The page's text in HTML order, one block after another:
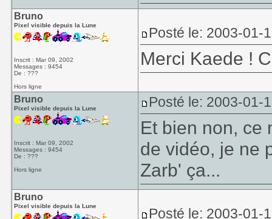
Bruno
Pixel visible depuis la Lune
Inscrit : Mar 09, 2002
Messages : 9454
De : ???
Hors ligne
Posté le: 2003-01-
Merci Kaede !
Bruno
Pixel visible depuis la Lune
Inscrit : Mar 09, 2002
Messages : 9454
De : ???
Hors ligne
Posté le: 2003-01-
Et bien non, ce
de vidéo, je ne
Zarb' ça...
Bruno
Pixel visible depuis la Lune Posté le: 2003-01-